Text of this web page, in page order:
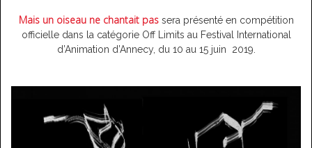
Mais un oiseau ne chantait passera présenté en compétition
officielle dans la catégorie Off Limits au Festival International
d’Animation d’Annecy, du 10 au 15 juin 2019.